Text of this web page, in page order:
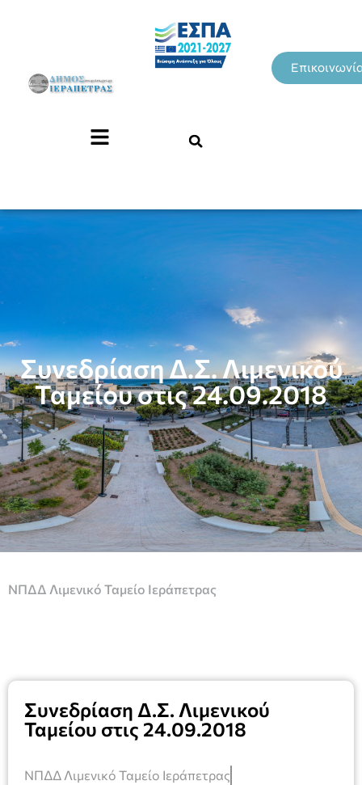
Συνεδρίαση Δ.Σ. Λιμενικού
Ταμείου στις 24.09.2018
ΝΠΔΔ Λιμενικό Ταμείο Ιεράπετρας
Συνεδρίαση Δ.Σ. Λιμενικού
Ταμείου στις 24.09.2018
ΝΠΔΔ Λιμενικό Ταμείο Ιεράπετρας